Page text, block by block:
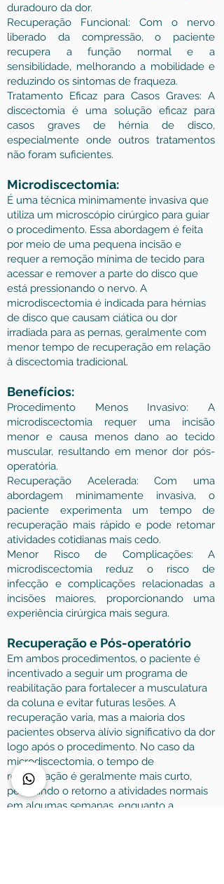
duradouro da dor.
Recuperação Funcional: Com o nervo
liberado da compressão, o paciente
recupera a função normal e a
sensibilidade, melhorando a mobilidade e
reduzindo os sintomas de fraqueza.
Tratamento Eficaz para Casos Graves: A
discectomia é uma solução eficaz para
casos graves de hérnia de disco,
especialmente onde outros tratamentos
não foram suficientes.
Microdiscectomia:
É uma técnica minimamente invasiva que
utiliza um microscópio cirúrgico para guiar
o procedimento. Essa abordagem é feita
por meio de uma pequena incisão e
requer a remoção mínima de tecido para
acessar e remover a parte do disco que
está pressionando o nervo. A
microdiscectomia é indicada para hérnias
de disco que causam ciática ou dor
irradiada para as pernas, geralmente com
menor tempo de recuperação em relação
à discectomia tradicional.
Benefícios:
Procedimento Menos Invasivo: A
microdiscectomia requer uma incisão
menor e causa menos dano ao tecido
muscular, resultando em menor dor pós-
operatória.
Recuperação Acelerada: Com uma
abordagem minimamente invasiva, o
paciente experimenta um tempo de
recuperação mais rápido e pode retomar
atividades cotidianas mais cedo.
Menor Risco de Complicações: A
microdiscectomia reduz o risco de
infecção e complicações relacionadas a
incisões maiores, proporcionando uma
experiência cirúrgica mais segura.
Recuperação e Pós-operatório
Em ambos procedimentos, o paciente é
incentivado a seguir um programa de
reabilitação para fortalecer a musculatura
da coluna e evitar futuras lesões. A
recuperação varia, mas a maioria dos
pacientes observa alívio significativo da dor
logo após o procedimento. No caso da
microdiscectomia, o tempo de
recuperação é geralmente mais curto,
permitindo o retorno a atividades normais
em algumas semanas, enquanto a